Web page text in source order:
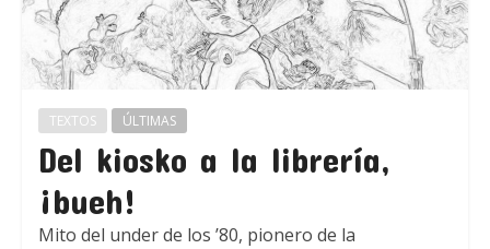
TEXTOS ÚLTIMAS
Del kiosko a la librería,
¡bueh!
Mito del under de los ’80, pionero de la